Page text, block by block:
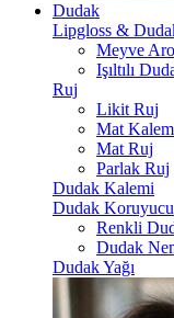
Dudak
Lipgloss & Dudak
Meyve
Işıltılı
Ruj
Likit Ruj
Mat
Mat Ruj
Parlak Ruj
Dudak Kalemi
Dudak Koruyucu
Renkli
Dudak
Dudak Yağı